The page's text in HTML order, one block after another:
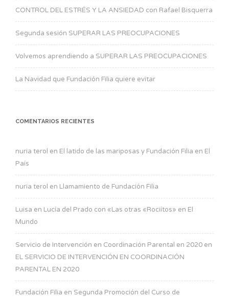
CONTROL DEL ESTRÉS Y LA ANSIEDAD con Rafael Bisquerra
Segunda sesión SUPERAR LAS PREOCUPACIONES
Volvemos aprendiendo a SUPERAR LAS PREOCUPACIONES
La Navidad que Fundación Filia quiere evitar
COMENTARIOS RECIENTES
nuria terol en El latido de las mariposas y Fundación Filia en El
País
nuria terol en Llamamiento de Fundación Filia
Luisa en Lucía del Prado con «Las otras «Rociítos» en El
Mundo
Servicio de Intervención en Coordinación Parental en 2020 en
EL SERVICIO DE INTERVENCIÓN EN COORDINACIÓN
PARENTAL EN 2020
Fundación Filia en Segunda Promoción del Curso de